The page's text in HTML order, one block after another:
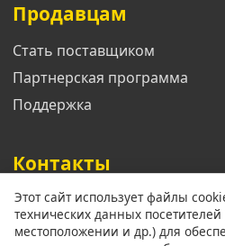
Продавцам
Стать поставщиком
Партнерская программа
Поддержка
Контакты
Телефон: +7 913 833 1461
Email: support@mgoroda.ru
Этот сайт использует файлы
технических данных
местоположении и др.) для